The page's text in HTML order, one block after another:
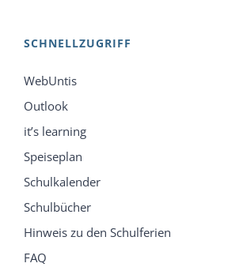
SCHNELLZUGRIFF
WebUntis
Outlook
it’s learning
Speiseplan
Schulkalender
Schulbücher
Hinweis zu den Schulferien
FAQ